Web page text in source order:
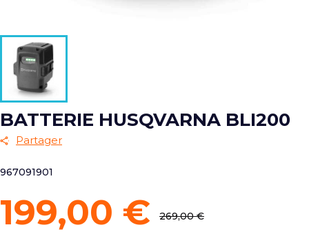
BATTERIE HUSQVARNA BLI200
Partager
967091901
199,00 € 269,00 €